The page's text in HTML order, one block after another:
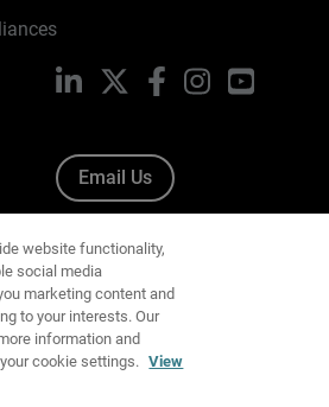
LinkedIn FacebookInstagramYouTube
Email Us
social media
marketing content and
to your interests. Our
information and
cookie settings.